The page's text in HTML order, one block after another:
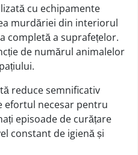
cu echipamente
murdăriei din interiorul
completă a suprafețelor.
de numărul animalelor
reduce semnificativ
efortul necesar pentru
episoade de curățare
constant de igienă și